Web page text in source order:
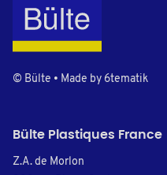
© Bülte • Made by 6tematik
Bülte Plastiques France
Z.A. de Morlon